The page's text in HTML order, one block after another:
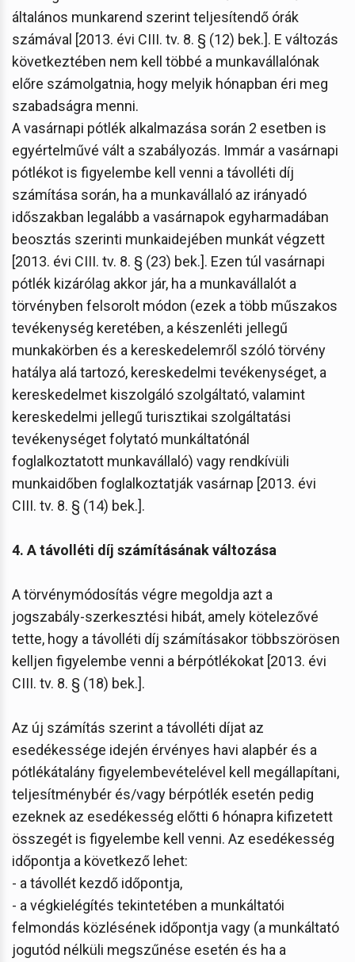
általános munkarend szerint teljesítendő órák
számával [2013. évi CIII. tv. 8. § (12) bek.]. E változás
következtében nem kell többé a munkavállalónak
előre számolgatnia, hogy melyik hónapban éri meg
szabadságra menni.
A vasárnapi pótlék alkalmazása során 2 esetben is
egyértelművé vált a szabályozás. Immár a vasárnapi
pótlékot is figyelembe kell venni a távolléti díj
számítása során, ha a munkavállaló az irányadó
időszakban legalább a vasárnapok egyharmadában
beosztás szerinti munkaidejében munkát végzett
[2013. évi CIII. tv. 8. § (23) bek.]. Ezen túl vasárnapi
pótlék kizárólag akkor jár, ha a munkavállalót a
törvényben felsorolt módon (ezek a több műszakos
tevékenység keretében, a készenléti jellegű
munkakörben és a kereskedelemről szóló törvény
hatálya alá tartozó, kereskedelmi tevékenységet, a
kereskedelmet kiszolgáló szolgáltató, valamint
kereskedelmi jellegű turisztikai szolgáltatási
tevékenységet folytató munkáltatónál
foglalkoztatott munkavállaló) vagy rendkívüli
munkaidőben foglalkoztatják vasárnap [2013. évi
CIII. tv. 8. § (14) bek.].
4. A távolléti díj számításának változása
A törvénymódosítás végre megoldja azt a
jogszabály-szerkesztési hibát, amely kötelezővé
tette, hogy a távolléti díj számításakor többszörösen
kelljen figyelembe venni a bérpótlékokat [2013. évi
CIII. tv. 8. § (18) bek.].
Az új számítás szerint a távolléti díjat az
esedékessége idején érvényes havi alapbér és a
pótlékátalány figyelembevételével kell megállapítani,
teljesítménybér és/vagy bérpótlék esetén pedig
ezeknek az esedékesség előtti 6 hónapra kifizetett
összegét is figyelembe kell venni. Az esedékesség
időpontja a következő lehet:
- a távollét kezdő időpontja,
- a végkielégítés tekintetében a munkáltatói
felmondás közlésének időpontja vagy (a munkáltató
jogutód nélküli megszűnése esetén és ha a